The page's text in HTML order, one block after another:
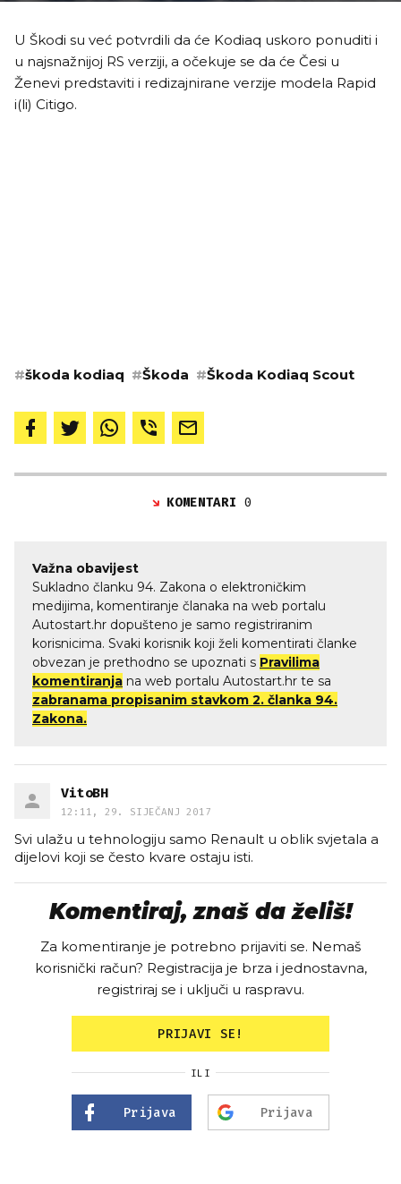
U Škodi su već potvrdili da će Kodiaq uskoro ponuditi i
u najsnažnijoj RS verziji, a očekuje se da će Česi u
Ženevi predstaviti i redizajnirane verzije modela Rapid
i(li) Citigo.
#škoda kodiaq #Škoda #Škoda Kodiaq Scout
KOMENTARI0
Važna obavijest
Sukladno članku 94. Zakona o elektroničkim
medijima, komentiranje članaka na web portalu
Autostart.hr dopušteno je samo registriranim
korisnicima. Svaki korisnik koji želi komentirati članke
obvezan je prethodno se upoznati s Pravilima
komentiranja na web portalu Autostart.hr te sa
zabranama propisanim stavkom 2. članka 94.
Zakona.
VitoBH
12:11, 29. SIJEČANJ 2017
Svi ulažu u tehnologiju samo Renault u oblik svjetala a
dijelovi koji se često kvare ostaju isti.
Komentiraj, znaš da želiš!
Za komentiranje je potrebno prijaviti se. Nemaš
korisnički račun? Registracija je brza i jednostavna,
registriraj se i uključi u raspravu.
PRIJAVI SE!
ILI
Prijava Prijava